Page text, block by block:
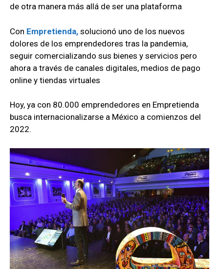
de otra manera más allá de ser una plataforma
Con Empretienda, solucionó uno de los nuevos
dolores de los emprendedores tras la pandemia,
seguir comercializando sus bienes y servicios pero
ahora a través de canales digitales, medios de pago
online y tiendas virtuales
Hoy, ya con 80.000 emprendedores en Empretienda
busca internacionalizarse a México a comienzos del
2022.